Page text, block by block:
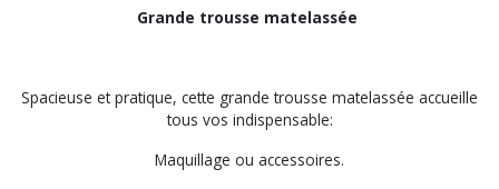
Grande trousse matelassée
Spacieuse et pratique, cette grande trousse matelassée accueille
tous vos indispensable:
Maquillage ou accessoires.